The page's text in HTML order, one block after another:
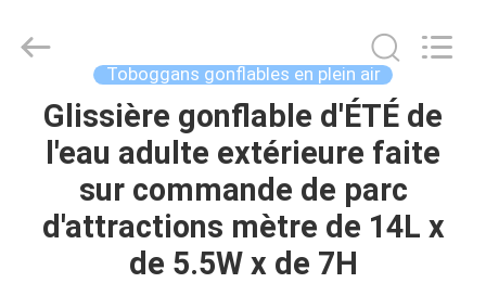
MAISON
PRODUITS
Inflatables
Limited.
Toboggans gonflables en plein air
Glissière gonflable d'ÉTÉ de
l'eau adulte extérieure faite
sur commande de parc
d'attractions mètre de 14L x
de 5.5W x de 7H